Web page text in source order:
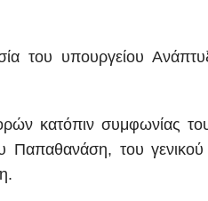
του υπουργείου
κατόπιν συμφωνίας
Παπαθανάση, του γενικού